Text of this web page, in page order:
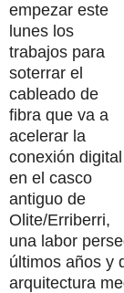
empezar este
lunes los
trabajos para
soterrar el
cableado de
fibra que va a
acelerar la
conexión digital
en el casco
antiguo de
Olite/Erriberri,
una labor
últimos años y
arquitectura